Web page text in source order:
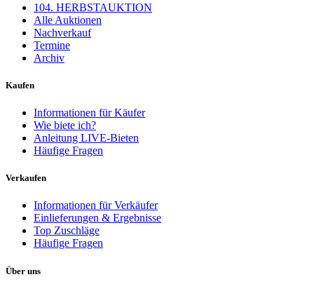
104. HERBSTAUKTION
Alle Auktionen
Nachverkauf
Termine
Archiv
Kaufen
Informationen für Käufer
Wie biete ich?
Anleitung LIVE-Bieten
Häufige Fragen
Verkaufen
Informationen für Verkäufer
Einlieferungen & Ergebnisse
Top Zuschläge
Häufige Fragen
Über uns